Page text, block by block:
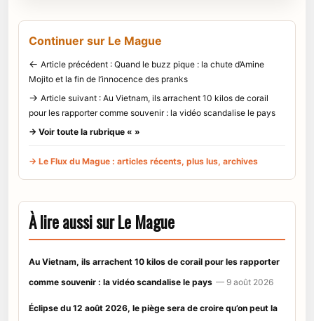
Continuer sur Le Mague
← Article précédent : Quand le buzz pique : la chute d’Amine
Mojito et la fin de l’innocence des pranks
→ Article suivant : Au Vietnam, ils arrachent 10 kilos de corail
pour les rapporter comme souvenir : la vidéo scandalise le pays
→ Voir toute la rubrique « »
→ Le Flux du Mague : articles récents, plus lus, archives
À lire aussi sur Le Mague
Au Vietnam, ils arrachent 10 kilos de corail pour les rapporter
comme souvenir : la vidéo scandalise le pays — 9 août 2026
Éclipse du 12 août 2026, le piège sera de croire qu’on peut la